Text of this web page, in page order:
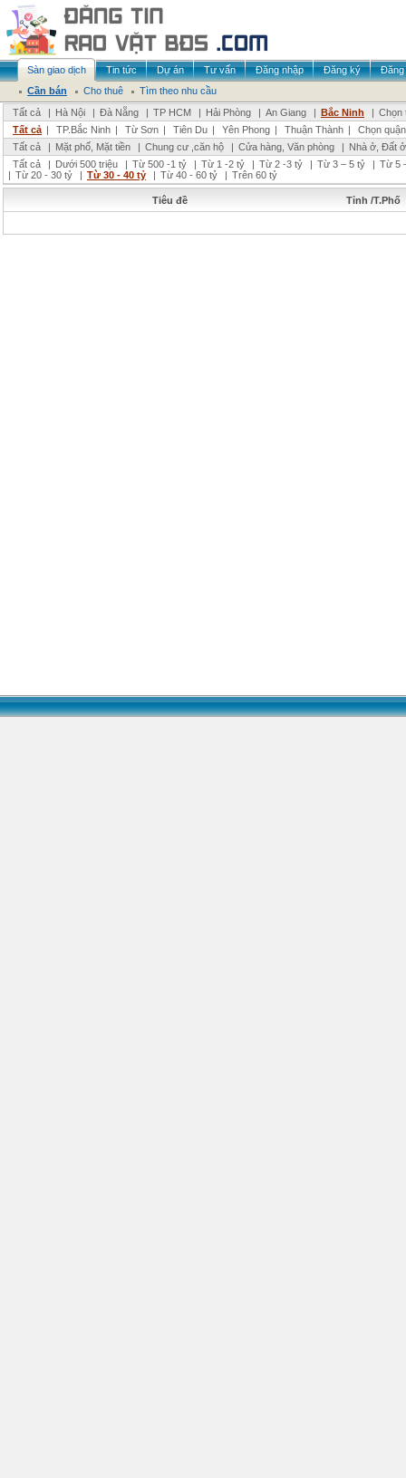
Sàn giao dịch Tin tức Dự án Tư vấn Đăng nhập Đăng ký
Đăng
Cần bán
Cho thuê
Tìm theo nhu cầu
Tất cả
| Hà Nội | Đà Nẵng | TP HCM | Hải Phòng | An Giang | Bắc Ninh | Chọn
Tất cả | TP.Bắc Ninh | Từ Sơn | Tiên Du | Yên Phong | Thuận Thành |
Chọn
Tất cả
| Mặt phố, Mặt tiền | Chung cư ,căn hộ | Cửa hàng, Văn phòng | Nhà ở, Đất ở
Tất cả
| Dưới 500 triệu | Từ 500 -1 tỷ | Từ 1 -2 tỷ | Từ 2 -3 tỷ | Từ 3 – 5 tỷ | Từ 5
| Từ 20 - 30 tỷ | Từ 30 - 40 tỷ | Từ 40 - 60 tỷ | Trên 60 tỷ
Tiêu đề Tỉnh /T.Phố